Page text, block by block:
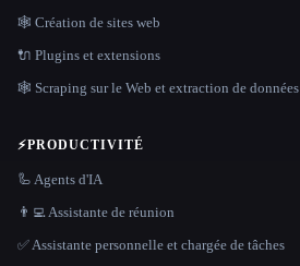
🕸 Création de sites web
🔌 Plugins et extensions
🕸️ Scraping sur le Web et extraction de données
⚡PRODUCTIVITÉ
🦾 Agents d'IA
👨‍💻 Assistante de réunion
✅ Assistante personnelle et chargée de tâches